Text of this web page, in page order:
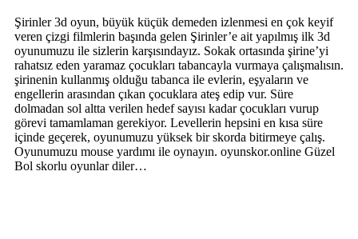
Şirinler 3d oyun, büyük küçük demeden izlenmesi en çok keyif
veren çizgi filmlerin başında gelen Şirinler’e ait yapılmış ilk 3d
oyunumuzu ile sizlerin karşısındayız. Sokak ortasında şirine’yi
rahatsız eden yaramaz çocukları tabancayla vurmaya çalışmalısın.
şirinenin kullanmış olduğu tabanca ile evlerin, eşyaların ve
engellerin arasından çıkan çocuklara ateş edip vur. Süre
dolmadan sol altta verilen hedef sayısı kadar çocukları vurup
görevi tamamlaman gerekiyor. Levellerin hepsini en kısa süre
içinde geçerek, oyunumuzu yüksek bir skorda bitirmeye çalış.
Oyunumuzu mouse yardımı ile oynayın. oyunskor.online Güzel
Bol skorlu oyunlar diler…